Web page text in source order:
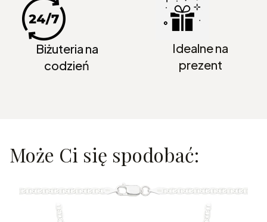
Biżuteria na
codzień
Idealne na
prezent
Może Ci się spodobać: